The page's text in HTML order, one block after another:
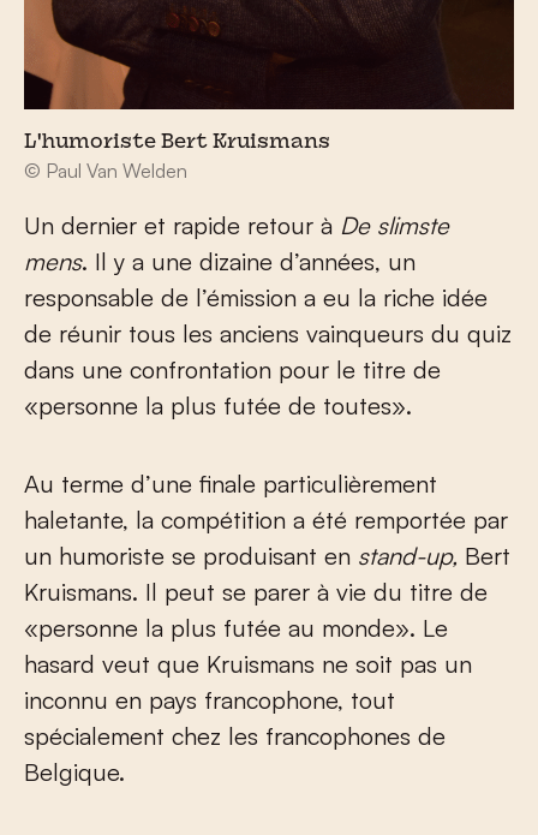
L'humoriste Bert Kruismans
© Paul Van Welden
Un dernier et rapide retour à De slimste
mens. Il y a une dizaine d’années, un
responsable de l’émission a eu la riche idée
de réunir tous les anciens vainqueurs du quiz
dans une confrontation pour le titre de
«personne la plus futée de toutes».
Au terme d’une finale particulièrement
haletante, la compétition a été remportée par
un humoriste se produisant en stand-up, Bert
Kruismans. Il peut se parer à vie du titre de
«personne la plus futée au monde». Le
hasard veut que Kruismans ne soit pas un
inconnu en pays francophone, tout
spécialement chez les francophones de
Belgique.